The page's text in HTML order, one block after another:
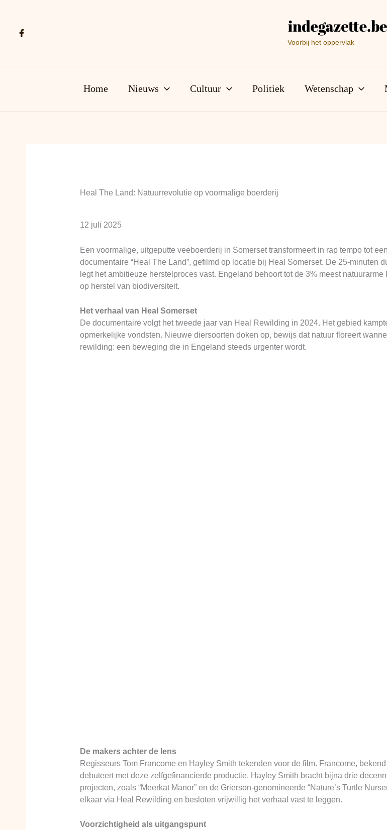
Voorbij het oppervlak
Home Nieuws Cultuur Politiek Wetenschap
Heal The Land: Natuurrevolutie op voormalige boerderij
12 juli 2025
Een voormalige, uitgeputte veeboerderij in Somerset transformeert in rap tempo tot
documentaire “Heal The Land”, gefilmd op locatie bij Heal Somerset. De 25-minuten
legt het ambitieuze herstelproces vast. Engeland behoort tot de 3% meest
op herstel van biodiversiteit.
Het verhaal van Heal Somerset
De documentaire volgt het tweede jaar van Heal Rewilding in 2024. Het gebied
opmerkelijke vondsten. Nieuwe diersoorten doken op, bewijs dat natuur floreert
rewilding: een beweging die in Engeland steeds urgenter wordt.
De makers achter de lens
Regisseurs Tom Francome en Hayley Smith tekenden voor de film. Francome,
debuteert met deze zelfgefinancierde productie. Hayley Smith bracht bijna drie
projecten, zoals “Meerkat Manor” en de Grierson-genomineerde “Nature’s Turtle
elkaar via Heal Rewilding en besloten vrijwillig het verhaal vast te leggen.
Voorzichtigheid als uitgangspunt